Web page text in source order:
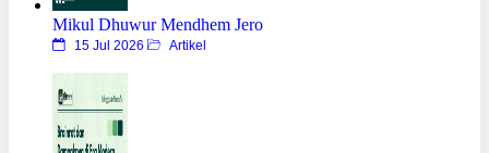
Mikul Dhuwur Mendhem Jero
15 Jul 2026 Artikel